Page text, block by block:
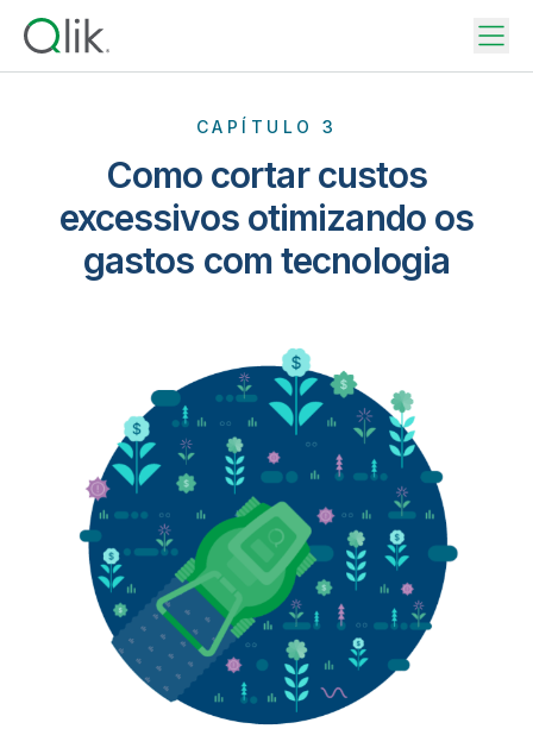
CAPÍTULO 3
Como cortar custos
excessivos otimizando os
gastos com tecnologia